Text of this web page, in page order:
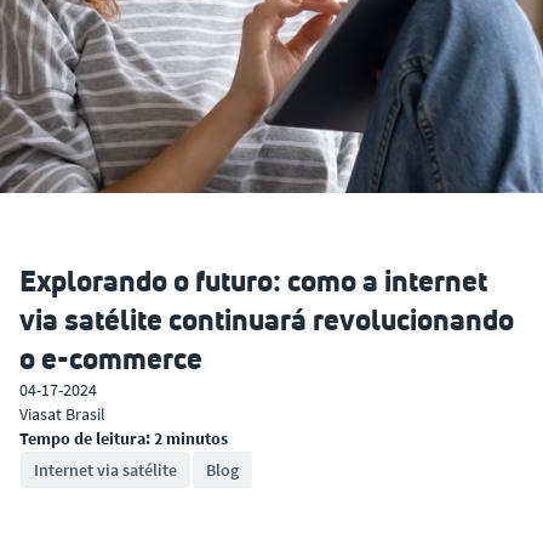
Explorando o futuro: como a internet
via satélite continuará revolucionando
o e-commerce
04-17-2024
Viasat Brasil
Tempo de leitura: 2 minutos
Internet via satélite
Blog